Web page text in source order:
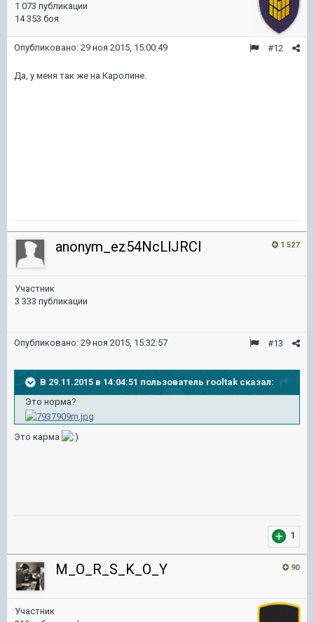
1 073 публикации
14 353 боя
#12
Опубликовано: 29 ноя 2015, 15:00:49
Да, у меня так же на Каролине.
1 527
anonym_ez54NcLlJRCl
Участник
3 333 публикации
#13
Опубликовано: 29 ноя 2015, 15:32:57
В 29.11.2015 в 14:04:51 пользователь rooltak сказал:
Это норма?
Это карма
1
90
M_O_R_S_K_O_Y
Участник